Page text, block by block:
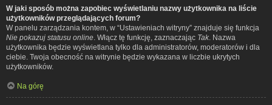
W jaki sposób można zapobiec wyświetlaniu nazwy użytkownika na liście
użytkowników przeglądających forum?
W panelu zarządzania kontem, w “Ustawieniach witryny” znajduje się funkcja
Nie pokazuj statusu online . Włącz tę funkcję, zaznaczając Tak . Nazwa
użytkownika będzie wyświetlana tylko dla administratorów, moderatorów i dla
ciebie. Twoja obecność na witrynie będzie wykazana w liczbie ukrytych
użytkowników.
Na górę